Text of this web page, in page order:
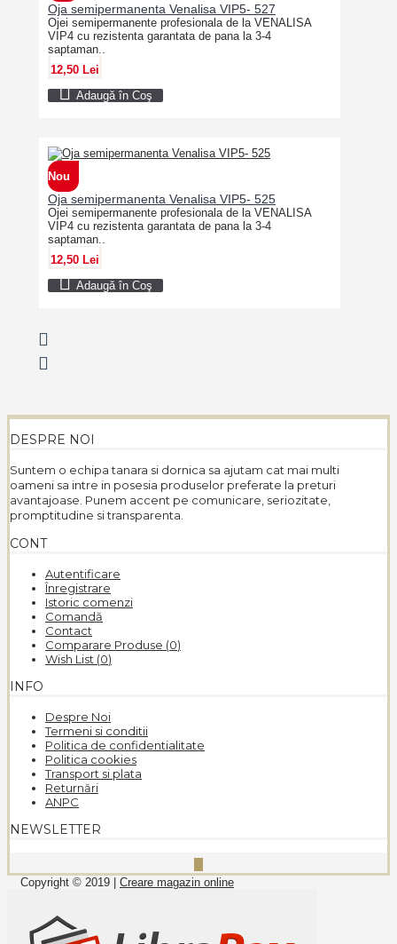
Oja semipermanenta Venalisa VIP5- 527
Ojei semipermanente profesionala de la VENALISA
VIP4 cu rezistenta garantata de pana la 3-4
saptaman..
12,50 Lei
Adaugă în Coş
Nou
Oja semipermanenta Venalisa VIP5- 525
Ojei semipermanente profesionala de la VENALISA
VIP4 cu rezistenta garantata de pana la 3-4
saptaman..
12,50 Lei
Adaugă în Coş
DESPRE NOI
Suntem o echipa tanara si dornica sa ajutam cat mai multi
oameni sa intre in posesia produselor preferate la preturi
avantajoase. Punem accent pe comunicare, seriozitate,
promptitudine si transparenta.
CONT
Autentificare
Înregistrare
Istoric comenzi
Comandă
Contact
Comparare Produse (0)
Wish List (0)
INFO
Despre Noi
Termeni si conditii
Politica de confidentialitate
Politica cookies
Transport si plata
Returnări
ANPC
NEWSLETTER
Copyright © 2019 | Creare magazin online